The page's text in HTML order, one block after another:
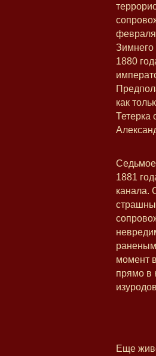
февраля
Зимнего
1880
как
Тетерка
1881
канала.
момент
прямо в
Еще